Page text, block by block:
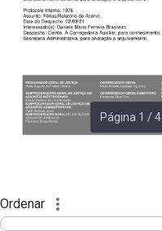
Página 1 / 4
Ordenar